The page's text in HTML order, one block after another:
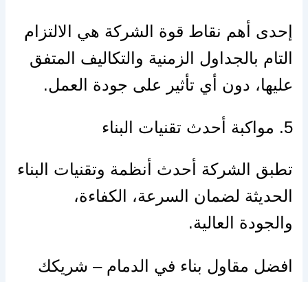
إحدى أهم نقاط قوة الشركة هي الالتزام
التام بالجداول الزمنية والتكاليف المتفق
عليها، دون أي تأثير على جودة العمل.
5. مواكبة أحدث تقنيات البناء
تطبق الشركة أحدث أنظمة وتقنيات البناء
الحديثة لضمان السرعة، الكفاءة،
والجودة العالية.
افضل مقاول بناء في الدمام – شريكك